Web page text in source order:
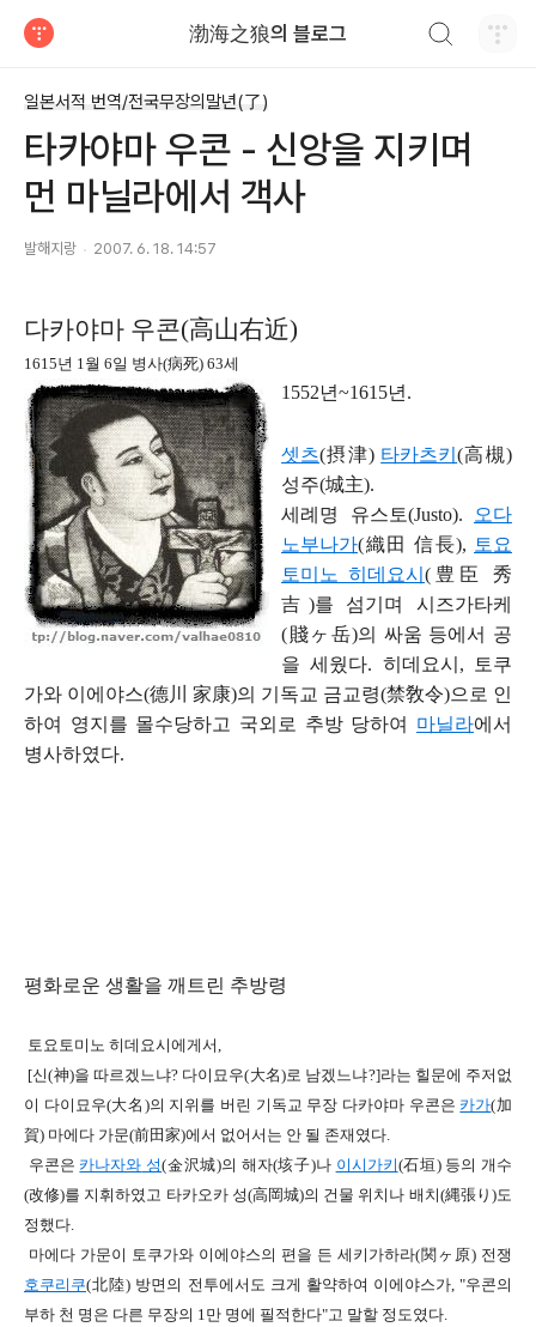
渤海之狼의 블로그
일본서적 번역/전국무장의말년(了)
타카야마 우콘 - 신앙을 지키며
먼 마닐라에서 객사
발해지랑 2007. 6. 18. 14:57
다카야마 우콘(高山右近)
1615년 1월 6일 병사(病死) 63세
1552년~1615년 .
셋츠(摂津) 타카츠키(高槻)
성주(城主).
세례명 유스토(Justo).
오다
노부나가(織田 信長), 토요
토미노 히데요시 ( 豊臣 秀
吉 )를 섬기며 시즈가타케
(賤ヶ岳)의 싸움 등에서 공
을 세웠다. 히데요시 ,
토쿠
가와 이에야스(德川 家康)의 기독교 금교령(禁敎令)으로 인
하여 영지를 몰수당하고 국외로 추방 당하여 마닐라에서
병사하였다.
평화로운 생활을 깨트린 추방령
토요토미노 히데요시에게서,
[신(神)을 따르겠느냐? 다이묘우(大名)로 남겠느냐?]라는 힐문에 주저없
이 다이묘우(大名 )의 지위를 버린 기독교 무장 다카야마 우콘은 카가(加
賀) 마에다 가문(前田 家)에서 없어서는 안 될 존재였다.
우콘은 카나자와 성(金沢城)의 해자(垓子)나 이시가키(石垣) 등의 개수
(改修)를 지휘하였고 타카오카성(高岡城)의 건물 위치나 배치(縄張り)도
정했다.
마에다 가문이 토쿠가와 이에야스의 편을 든 세키가하라(関 ヶ原) 전쟁
호쿠리쿠(北陸) 방면 의 전투에서도 크게 활약하여 이에야스가,"우콘의
부하 천 명은 다른 무장의 1만 명에 필적한다"고 말할 정도였다.